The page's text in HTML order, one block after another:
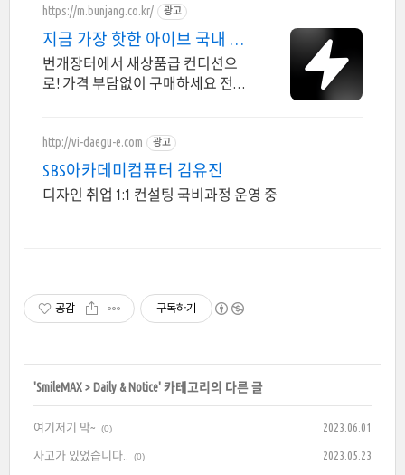
https://m.bunjang.co.kr/ 광고
지금 가장 핫한 아이브 국내 최
대 브랜드 중고거래
번개장터에서 새상품급 컨디션으
로! 가격 부담없이 구매하세요 전국
로드
http://vi-daegu-e.com 광고
SBS아카데미컴퓨터 김유진
디자인 취업 1:1 컨설팅 국비과정 운영 중
공감 구독하기
'SmileMAX> Daily & Notice' 카테고리의 다른 글
여기저기 막~ (0) 2023.06.01
사고가 있었습니다.. (0) 2023.05.23